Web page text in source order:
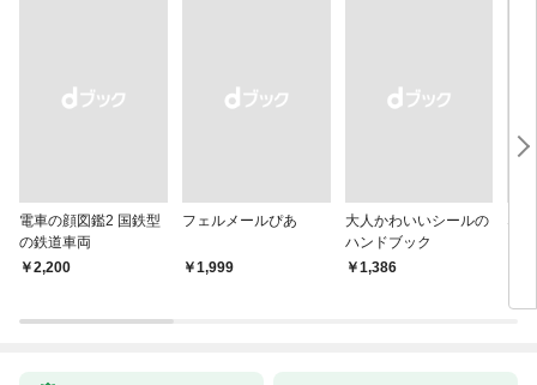
電車の顔図鑑2 国鉄型
の鉄道車両
￥2,200
フェルメールぴあ
￥1,999
大人かわいいシールの
ハンドブック
￥1,386
な